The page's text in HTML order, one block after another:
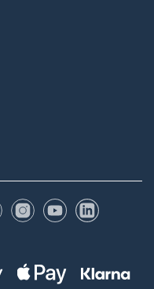
FacebookInstagram
YouTubeLinkedIn